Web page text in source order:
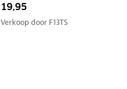
19,95
Verkoop door F13TS